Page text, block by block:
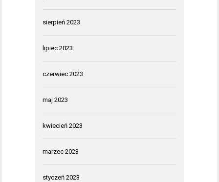
sierpień 2023
lipiec 2023
czerwiec 2023
maj 2023
kwiecień 2023
marzec 2023
styczeń 2023